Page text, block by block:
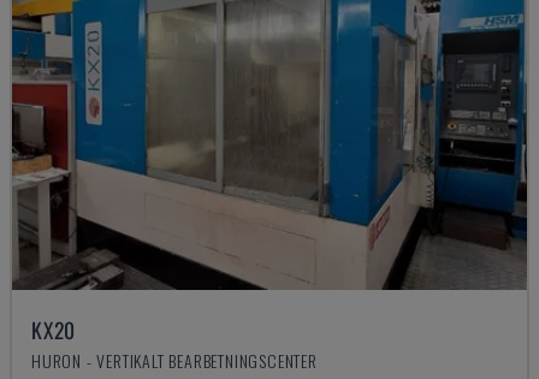
KX20
HURON - VERTIKALT BEARBETNINGSCENTER